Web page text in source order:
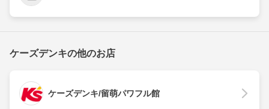
ケーズデンキの他のお店
ケーズデンキ/留萌パワフル館